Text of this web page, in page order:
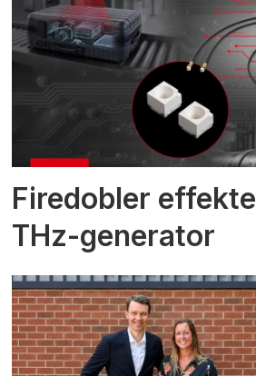
Firedobler
THz-generator